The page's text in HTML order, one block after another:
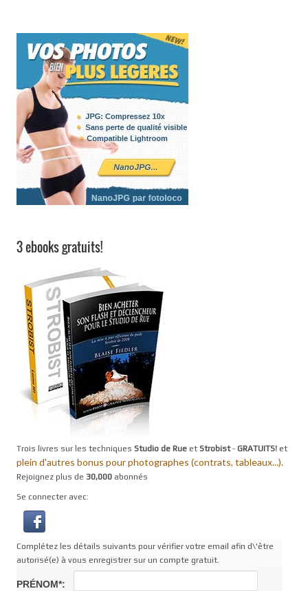
3 ebooks gratuits!
Trois livres sur les techniques Studio de Rue et Strobist- GRATUITS! et
plein d'autres bonus pour photographes (contrats, tableaux...).
Rejoignez plus de 30,000 abonnés
Se connecter avec:
Complétez les détails suivants pour vérifier votre email afin d\'être
autorisé(e) à vous enregistrer sur un compte gratuit.
PRÉNOM*: